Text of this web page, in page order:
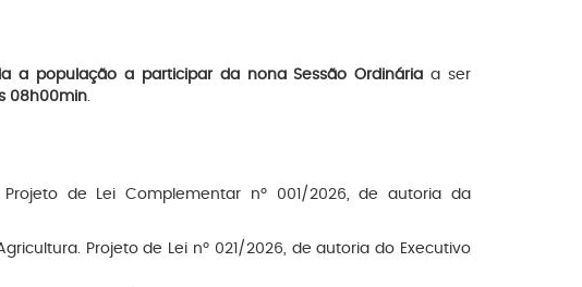
a população a participar da nona Sessão Ordinária a ser
08h00min
de Lei Complementar nº 001/2026, de autoria da
Projeto de Lei nº 021/2026, de autoria do Executivo